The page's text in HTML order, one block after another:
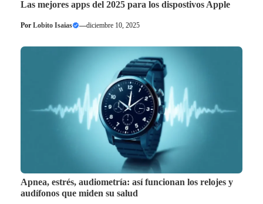
Las mejores apps del 2025 para los dispostivos Apple
Por Lobito Isaias —diciembre 10, 2025
Apnea, estrés, audiometría: así funcionan los relojes y
audífonos que miden su salud